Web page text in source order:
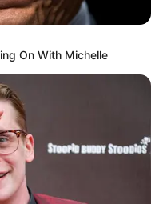
Orbán
On With Michelle